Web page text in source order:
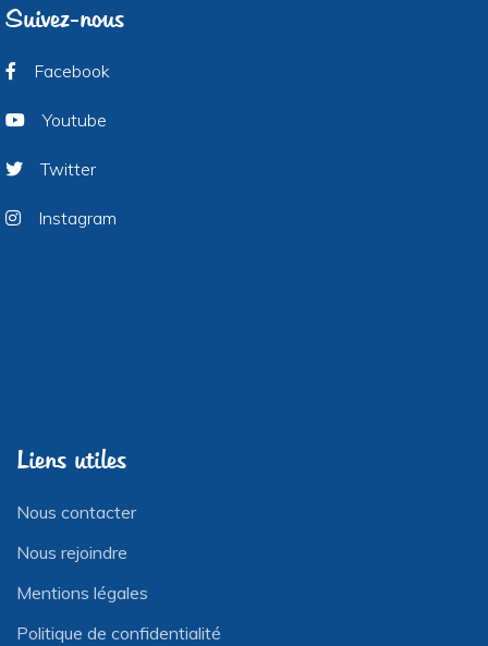
Suivez-nous
Facebook
Youtube
Twitter
Instagram
Liens utiles
Nous contacter
Nous rejoindre
Mentions légales
Politique de confidentialité